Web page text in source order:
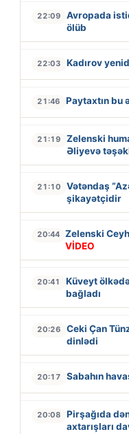
22:09
Avropada
ölüb
22:03 Kadırov
21:46 Paytaxtın bu
21:19
Zelenski
Əliyevə
21:10
Vətəndaş
şikayətçidir
20:44 Zelenski
VİDEO
20:41
Küveyt
bağladı
20:26
Ceki Çan
dinlədi
20:17 Sabahın
20:08
Pirşağıda
axtarışları